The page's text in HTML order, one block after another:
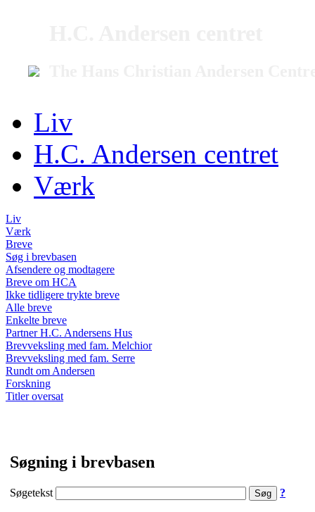
Liv
H.C. Andersen centret
Værk
Liv
Værk
Breve
Søg i brevbasen
Afsendere og modtagere
Breve om HCA
Ikke tidligere trykte breve
Alle breve
Enkelte breve
Partner H.C. Andersens Hus
Brevveksling med fam. Melchior
Brevveksling med fam. Serre
Rundt om Andersen
Forskning
Titler oversat
Søgning i brevbasen
Søgetekst ?